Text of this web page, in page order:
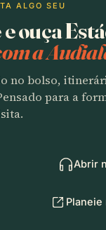
ALGO SEU
ouça
a
no bolso,
para a
Abrir
Planeie